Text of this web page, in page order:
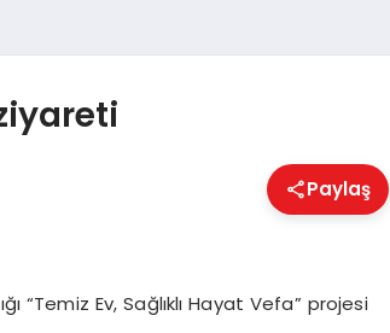
Paylaş
“Temiz Ev, Sağlıklı Hayat Vefa” projesi